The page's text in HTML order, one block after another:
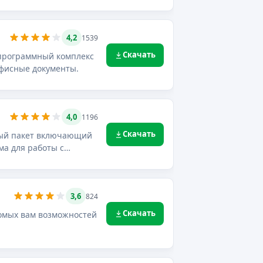
4,2 1539
комплекс
документы.
Скачать
4,0 1196
пакет включающий Скачать
3,6 824
вам возможностей Скачать